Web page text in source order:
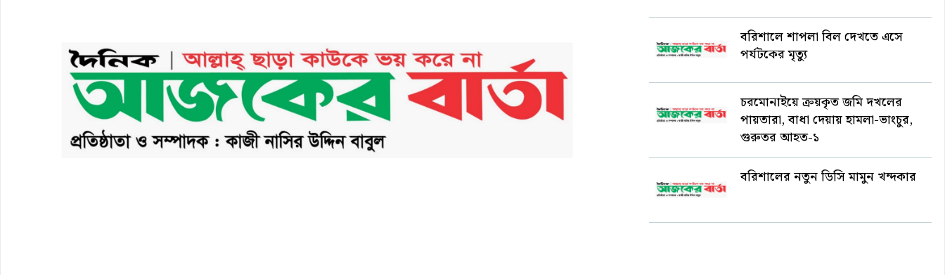
বরিশালে শাপলা বিল দেখতে এসে
পর্যটকের মৃত্যু
চরমোনাইয়ে ক্রয়কৃত জমি দখলের
পায়তারা, বাধা দেয়ায় হামলা-ভাংচুর,
গুরুতর আহত-১
বরিশালের নতুন ডিসি মামুন খন্দকার